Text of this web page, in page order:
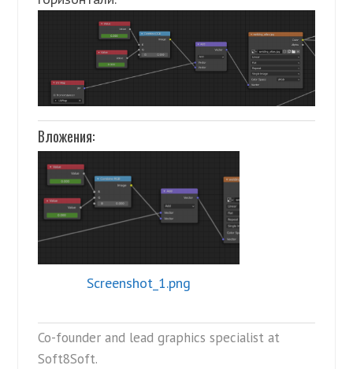
Вложения:
Screenshot_1.png
Co-founder and lead graphics specialist at
Soft8Soft.